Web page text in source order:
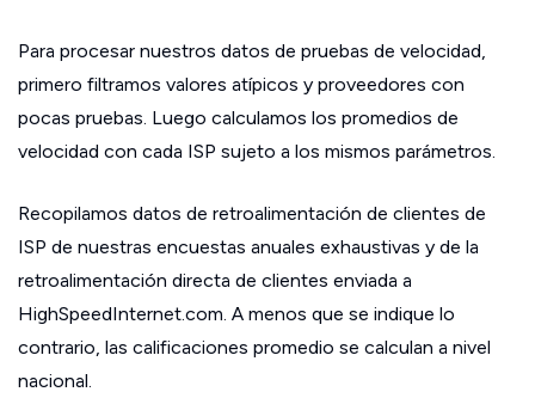
Para procesar nuestros datos de pruebas de velocidad,
primero filtramos valores atípicos y proveedores con
pocas pruebas. Luego calculamos los promedios de
velocidad con cada ISP sujeto a los mismos parámetros.
Recopilamos datos de retroalimentación de clientes de
ISP de nuestras encuestas anuales exhaustivas y de la
retroalimentación directa de clientes enviada a
HighSpeedInternet.com. A menos que se indique lo
contrario, las calificaciones promedio se calculan a nivel
nacional.